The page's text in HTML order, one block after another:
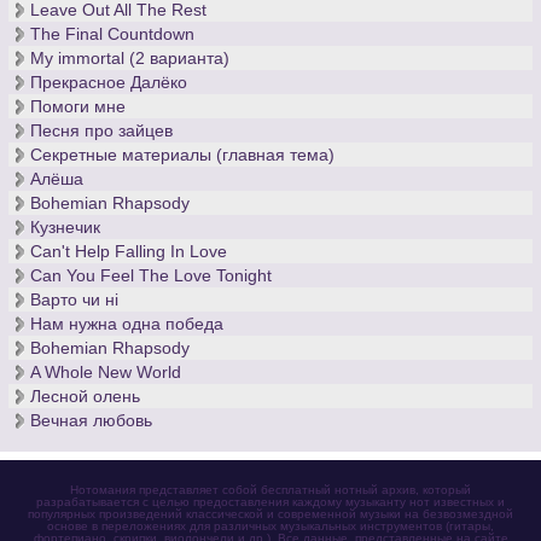
которых ушла вся его жизнь, судить только Вам. Вы можете
скачать бесплатно ноты
классической музыкой по – настоящему прекрасной и
вечной.
Leave Out All The Rest
The Final Countdown
My immortal (2 варианта)
Прекрасное Далёко
Помоги мне
Песня про зайцев
Секретные материалы (главная тема)
Алёша
Bohemian Rhapsody
Кузнечик
Can't Help Falling In Love
Can You Feel The Love Tonight
Варто чи нi
Нам нужна одна победа
Bohemian Rhapsody
A Whole New World
Лесной олень
Вечная любовь
Нотомания представляет собой бесплатный нотный архив, который
разрабатывается с целью предоставления каждому музыканту нот известных и
популярных произведений классической и современной музыки на безвозмездной
основе в переложениях для различных музыкальных инструментов (гитары,
фортепиано, скрипки, виолончели и др.). Все данные, представленные на сайте